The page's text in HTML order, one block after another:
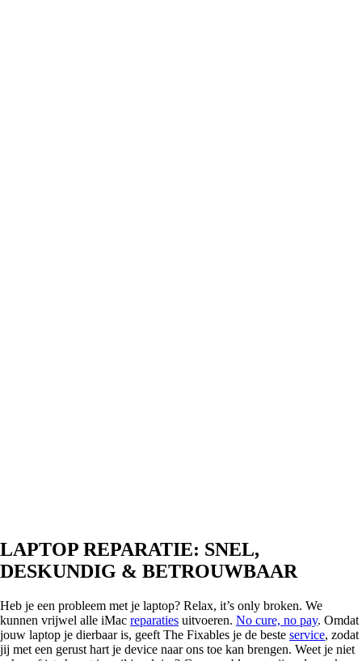
LAPTOP REPARATIE: SNEL,
DESKUNDIG & BETROUWBAAR
Heb je een probleem met je laptop? Relax, it’s only broken. We
kunnen vrijwel alle iMac reparaties uitvoeren. No cure, no pay. Omdat
jouw laptop je dierbaar is, geeft The Fixables je de beste service, zodat
jij met een gerust hart je device naar ons toe kan brengen. Weet je niet